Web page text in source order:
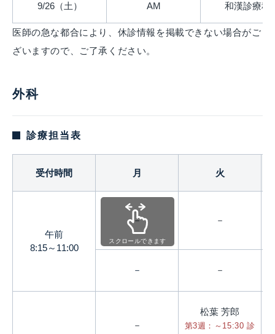
9/26（土） AM 和漢診療科
医師の急な都合により、休診情報を掲載できない場合がご
ざいますので、ご了承ください。
外科
診療担当表
受付時間 月 火
午前
8:15～11:00
－ －
－ －
－
松葉 芳郎
第3週：～15:30 診
スクロールできます